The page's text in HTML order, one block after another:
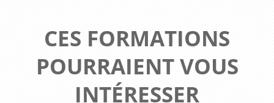
CES FORMATIONS
POURRAIENT VOUS
INTÉRESSER